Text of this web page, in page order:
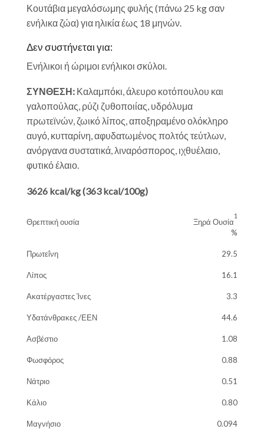
Κουτάβια μεγαλόσωμης φυλής (πάνω 25 kg σαν
ενήλικα ζώα) για ηλικία έως 18 μηνών.
Δεν συστήνεται για:
Ενήλικοι ή ώριμοι ενήλικοι σκύλοι.
ΣΥΝΘΕΣΗ: Καλαμπόκι, άλευρο κοτόπουλου και
γαλοπούλας, ρύζι ζυθοποιίας, υδρόλυμα
πρωτεϊνών, ζωικό λίπος, αποξηραμένο ολόκληρο
αυγό, κυτταρίνη, αφυδατωμένος πολτός τεύτλων,
ανόργανα συστατικά, λιναρόσπορος, ιχθυέλαιο,
φυτικό έλαιο.
3626 kcal/kg (363 kcal/100g)
Θρεπτική ουσία Ξηρά Ουσία
1
%
Πρωτεΐνη 29.5
Λίπος 16.1
Ακατέργαστες Ίνες 3.3
Υδατάνθρακες /ΕΕΝ 44.6
Ασβέστιο 1.08
Φωσφόρος 0.88
Νάτριο 0.51
Κάλιο 0.80
Μαγνήσιο 0.094